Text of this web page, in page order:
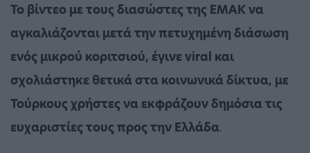
Το βίντεο με τους διασώστες της ΕΜΑΚ να
αγκαλιάζονται μετά την πετυχημένη διάσωση
ενός μικρού κοριτσιού, έγινε viral και
σχολιάστηκε θετικά στα κοινωνικά δίκτυα, με
Τούρκους χρήστες να εκφράζουν δημόσια τις
ευχαριστίες τους προς την Ελλάδα.